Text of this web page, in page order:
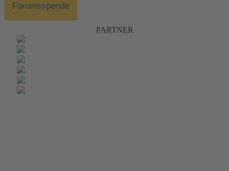
Forumsspende
PARTNER